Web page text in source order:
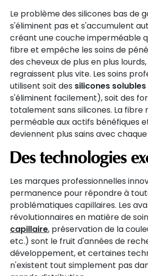
Le problème des silicones bas de
s'éliminent pas et s'accumulent
créant une couche imperméable
fibre et empêche les soins de
des cheveux de plus en plus
regraissent plus vite. Les soins
utilisent soit des silicones solubles
s'éliminent facilement), soit des
totalement sans silicones. La fibre
perméable aux actifs bénéfiques
deviennent plus sains avec
Des technologies
Les marques professionnelles
permanence pour répondre à
problématiques capillaires. Les
révolutionnaires en matière de
capillaire, préservation de la
etc.) sont le fruit d'années de
développement, et certaines
n'existent tout simplement pas